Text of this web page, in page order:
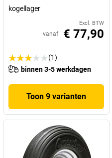
kogellager
Excl. BTW
vanaf € 77,90
(1)
binnen 3-5 werkdagen
Toon 9 varianten